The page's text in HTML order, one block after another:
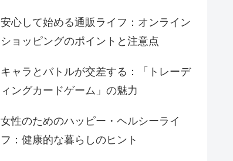
安心して始める通販ライフ：オンライン
ショッピングのポイントと注意点
キャラとバトルが交差する：「トレーデ
ィングカードゲーム」の魅力
女性のためのハッピー・ヘルシーライ
フ：健康的な暮らしのヒント